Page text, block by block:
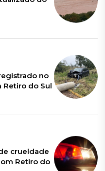
no
Retiro do Sul
crueldade
Retiro do